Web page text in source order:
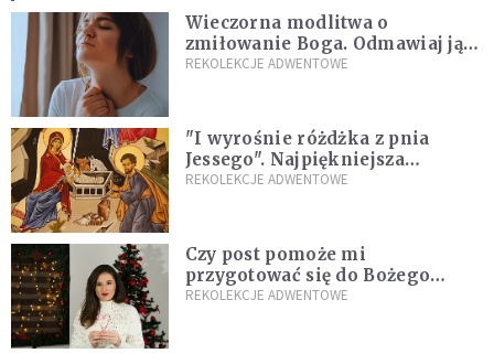
Wieczorna modlitwa o
zmiłowanie Boga. Odmawiaj ją,
gdy jest ci w życiu źle
REKOLEKCJE ADWENTOWE
"I wyrośnie różdżka z pnia
Jessego". Najpiękniejsza
zapowiedź Mesjasza w Piśmie
REKOLEKCJE ADWENTOWE
Czy post pomoże mi
przygotować się do Bożego
Narodzenia? Jezuita: to zależy
REKOLEKCJE ADWENTOWE